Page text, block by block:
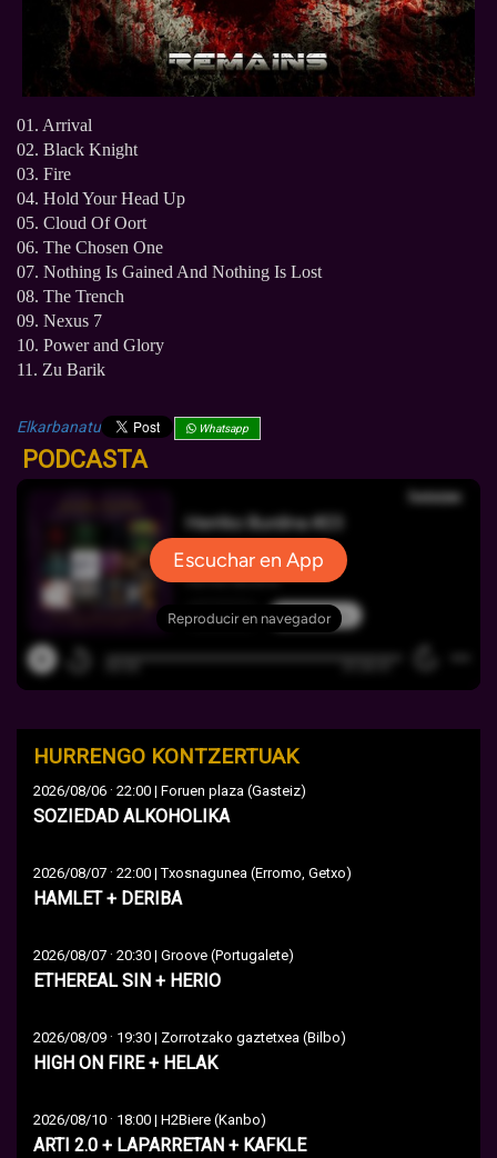
01. Arrival
02. Black Knight
03. Fire
04. Hold Your Head Up
05. Cloud Of Oort
06. The Chosen One
07. Nothing Is Gained And Nothing Is Lost
08. The Trench
09. Nexus 7
10. Power and Glory
11. Zu Barik
Elkarbanatu Whatsapp
PODCASTA
HURRENGO KONTZERTUAK
2026/08/06 · 22:00 | Foruen plaza (Gasteiz)
SOZIEDAD ALKOHOLIKA
2026/08/07 · 22:00 | Txosnagunea (Erromo, Getxo)
HAMLET + DERIBA
2026/08/07 · 20:30 | Groove (Portugalete)
ETHEREAL SIN + HERIO
2026/08/09 · 19:30 | Zorrotzako gaztetxea (Bilbo)
HIGH ON FIRE + HELAK
2026/08/10 · 18:00 | H2Biere (Kanbo)
ARTI 2.0 + LAPARRETAN + KAFKLE